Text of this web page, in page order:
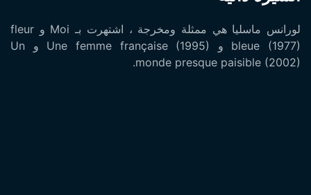
لورانس ماسليا هي ممثلة ومخرجة ، اشتهرت بـ Moi و fleur
bleue (1977) و Une femme française (1995) و Un
monde presque paisible (2002).